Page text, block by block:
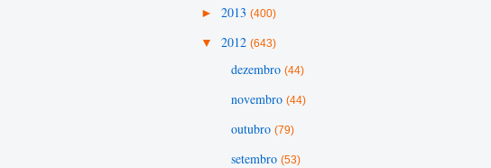
► 2013 (400)
▼ 2012 (643)
dezembro (44)
novembro (44)
outubro (79)
setembro (53)